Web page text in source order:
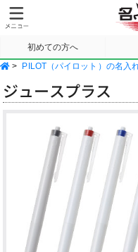
初めての方へ
サンプル請求
> PILOT（パイロット）の名入
ジュースプラス
Previous